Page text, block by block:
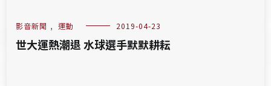
影音新聞 , 運動 2019-04-23
世大運熱潮退 水球選手默默耕耘